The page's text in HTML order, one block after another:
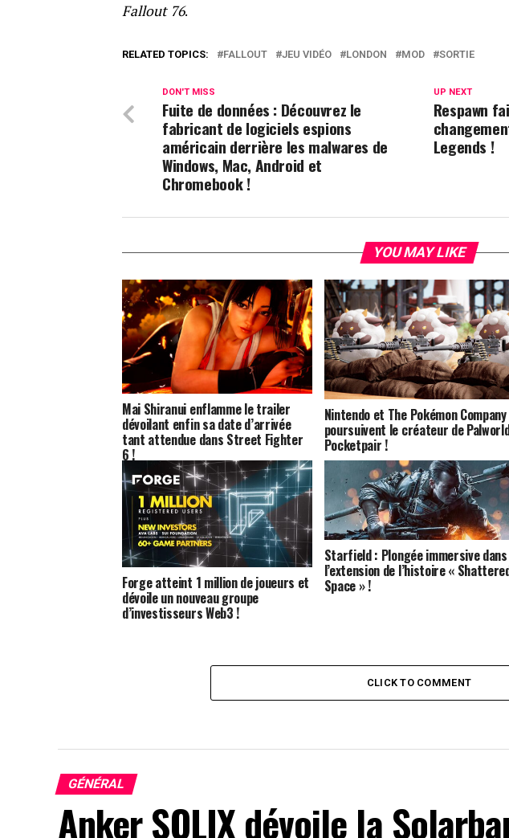
Fallout 76.
RELATED TOPICS: FALLOUT JEU VIDÉO LONDON MOD SORTIE
UP NEXT
Respawn
Legends !
DON'T MISS
Fuite de données : Découvrez le
fabricant de logiciels espions
américain derrière les malwares de
Windows, Mac, Android et
Chromebook !
YOU MAY LIKE
Mai Shiranui enflamme le trailer
dévoilant enfin sa date d’arrivée
tant attendue dans Street Fighter
6 !
Nintendo et The Pokémon Company
poursuivent le créateur de
Pocketpair !
Forge atteint 1 million de joueurs et
dévoile un nouveau groupe
d’investisseurs Web3 !
Starfield : Plongée immersive dans
l’extension de l’histoire «
Space » !
CLICK TO COMMENT
GÉNÉRAL
Anker SOLIX dévoile la